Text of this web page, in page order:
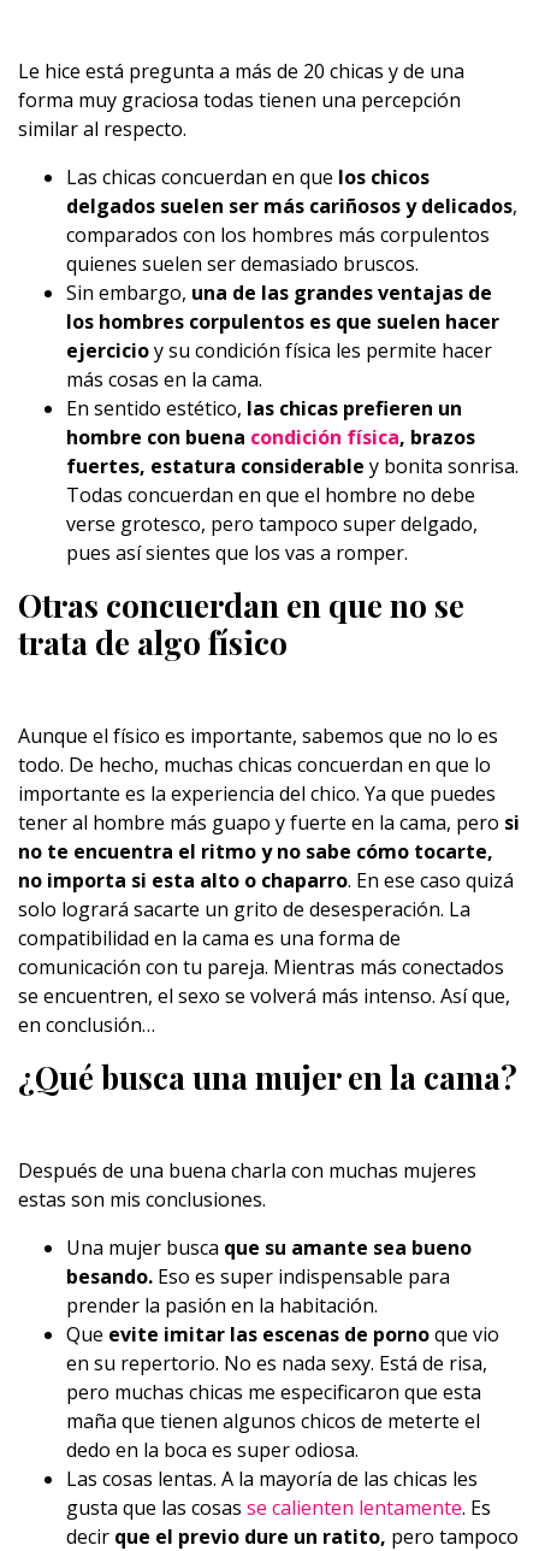
Le hice está pregunta a más de 20 chicas y de una
forma muy graciosa todas tienen una percepción
similar al respecto.
Las chicas concuerdan en que los chicos
delgados suelen ser más cariñosos y delicados,
comparados con los hombres más corpulentos
quienes suelen ser demasiado bruscos.
Sin embargo, una de las grandes ventajas de
los hombres corpulentos es que suelen hacer
ejercicioy su condición física les permite hacer
más cosas en la cama.
En sentido estético, las chicas prefieren un
hombre con buena condición física, brazos
fuertes, estatura considerable y bonita sonrisa.
Todas concuerdan en que el hombre no debe
verse grotesco, pero tampoco super delgado,
pues así sientes que los vas a romper.
Otras concuerdan en que no se
trata de algo físico
Aunque el físico es importante, sabemos que no lo es
todo. De hecho, muchas chicas concuerdan en que lo
importante es la experiencia del chico. Ya que puedes
tener al hombre más guapo y fuerte en la cama, pero si
no te encuentra el ritmo y no sabe cómo tocarte,
no importa si esta alto o chaparro. En ese caso quizá
solo logrará sacarte un grito de desesperación. La
compatibilidad en la cama es una forma de
comunicación con tu pareja. Mientras más conectados
se encuentren, el sexo se volverá más intenso. Así que,
en conclusión…
¿Qué busca una mujer en la cama?
Después de una buena charla con muchas mujeres
estas son mis conclusiones.
Una mujer busca que su amante sea bueno
besando. Eso es super indispensable para
prender la pasión en la habitación.
Que evite imitar las escenas de pornoque vio
en su repertorio. No es nada sexy. Está de risa,
pero muchas chicas me especificaron que esta
maña que tienen algunos chicos de meterte el
dedo en la boca es super odiosa.
Las cosas lentas. A la mayoría de las chicas les
gusta que las cosas se calienten lentamente. Es
decir que el previo dure un ratito, pero tampoco